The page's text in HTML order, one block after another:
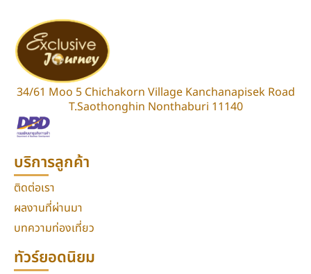
34/61 Moo 5 Chichakorn Village Kanchanapisek Road
T.Saothonghin Nonthaburi 11140
บริการลูกค้า
ติดต่อเรา
ผลงานที่ผ่านมา
บทความท่องเที่ยว
ทัวร์ยอดนิยม